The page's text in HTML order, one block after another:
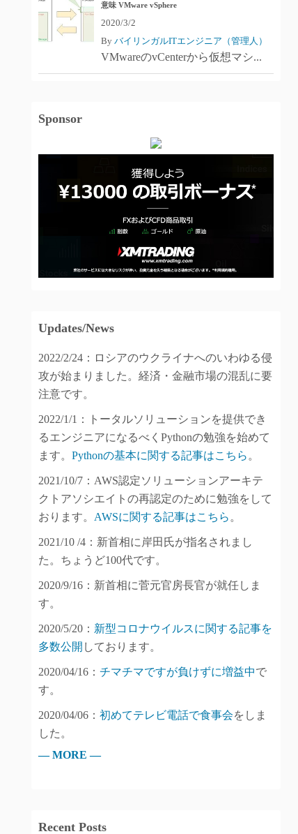
意味 VMware vSphere
2020/3/2
By バイリンガルITエンジニア（管理人）
VMwareのvCenterから仮想マシ...
Sponsor
Updates/News
2022/2/24：ロシアのウクライナへのいわゆる侵
攻が始まりました。経済・金融市場の混乱に要
注意です。
2022/1/1：トータルソリューションを提供でき
るエンジニアになるべくPythonの勉強を始めて
ます。 Pythonの基本に関する記事はこちら。
2021/10/7：AWS認定ソリューションアーキテ
クトアソシエイトの再認定のために勉強をして
おります。 AWSに関する記事はこちら。
2021/10 /4：新首相に岸田氏が指名されまし
た。ちょうど100代です。
2020/9/16：新首相に菅元官房長官が就任しま
す。
2020/5/20： 新型コロナウイルスに関する記事を
多数公開 しております。
2020/04/16： チマチマですが負けずに増益中で
す。
2020/04/06： 初めてテレビ電話で食事会をしま
した。
— MORE —
Recent Posts